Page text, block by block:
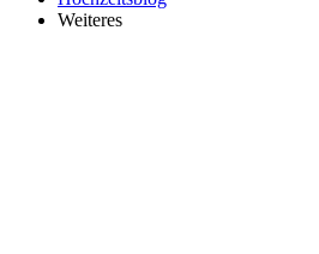
Weiteres